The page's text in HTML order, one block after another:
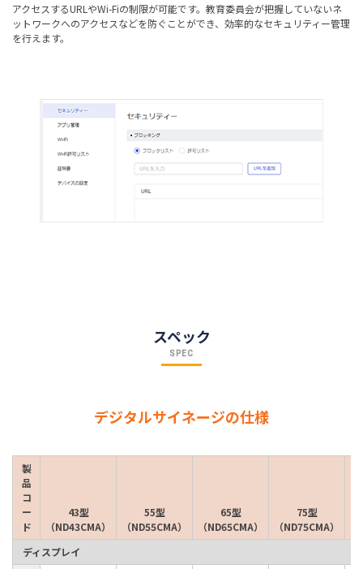
アクセスするURLやWi-Fiの制限が可能です。教育委員会が把握していないネ
ットワークへのアクセスなどを防ぐことができ、効率的なセキュリティー管理
を行えます。
スペック
SPEC
デジタルサイネージの仕様
製
品
コ
ー
ド
43型
（ND43CMA）
55型
（ND55CMA）
65型
（ND65CMA）
75型
（ND75CMA）
ディスプレイ